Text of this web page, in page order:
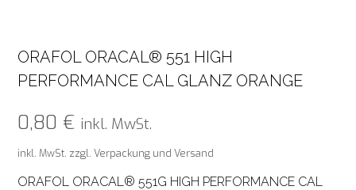
ORAFOL ORACAL® 551 HIGH
PERFORMANCE CAL GLANZ ORANGE
0,80 € inkl. MwSt.
inkl. MwSt. zzgl. Verpackung und Versand
ORAFOL ORACAL® 551G HIGH PERFORMANCE CAL